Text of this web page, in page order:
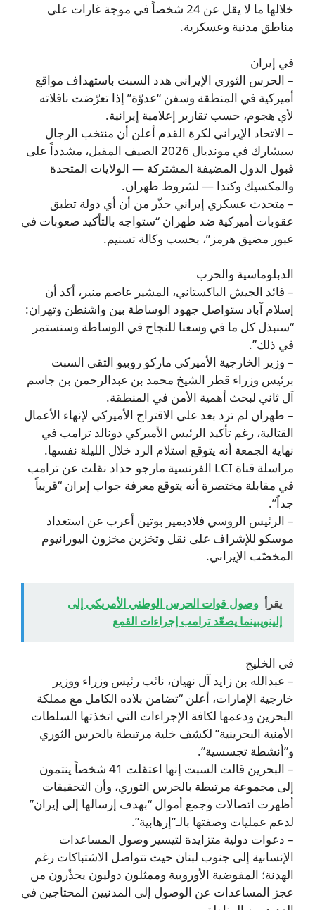
خلالها ما لا يقل عن 24 شخصاً في موجة غارات على
مناطق مدنية وعسكرية.
في إيران
– الحرس الثوري الإيراني هدد السبت باستهداف مواقع
أميركية في المنطقة وسفن “عدوّة” إذا تعرّضت ناقلاته
لأي هجوم، حسب تقارير إعلامية إيرانية.
– الاتحاد الإيراني لكرة القدم أعلن أن منتخب الرجال
سيشارك في مونديال 2026 الصيف المقبل، مشدداً على
قبول الدول المضيفة المشتركة — الولايات المتحدة
والمكسيك وكندا — لشروط طهران.
– متحدث عسكري إيراني حذّر من أن أي دولة تطبق
عقوبات أميركية ضد طهران “ستواجه بالتأكيد صعوبات في
عبور مضيق هرمز”، بحسب وكالة تسنيم.
الدبلوماسية والحرب
– قائد الجيش الباكستاني، المشير عاصم منير، أكد أن
إسلام آباد ستواصل جهود الوساطة بين واشنطن وتهران:
“سنبذل كل ما في وسعنا للنجاح في الوساطة وسنستمر
في ذلك”.
– وزير الخارجية الأميركي ماركو روبيو التقى السبت
برئيس وزراء قطر الشيخ محمد بن عبدالرحمن بن جاسم
آل ثاني لبحث أهمية الأمن في المنطقة.
– طهران لم ترد بعد على الاقتراح الأميركي لإنهاء الأعمال
القتالية، رغم تأكيد الرئيس الأميركي دونالد ترامب في
نهاية الجمعة أنه يتوقع استلام الرد خلال الليلة نفسها.
مراسلة قناة LCI الفرنسية مارجو حداد نقلت عن ترامب
في مقابلة مختصرة أنه يتوقع معرفة جواب إيران “قريباً
جداً”.
– الرئيس الروسي فلاديمير بوتين أعرب عن استعداد
موسكو للإشراف على نقل وتخزين مخزون اليورانيوم
المخصّب الإيراني.
يقرأ وصول قوات الحرس الوطني الأمريكي إلى
إلينويبينما يصعّد ترامب إجراءات القمع
في الخليج
– عبدالله بن زايد آل نهيان، نائب رئيس وزراء ووزير
خارجية الإمارات، أعلن “تضامن بلاده الكامل مع مملكة
البحرين ودعمها لكافة الإجراءات التي اتخذتها السلطات
الأمنية البحرينية” لكشف خلية مرتبطة بالحرس الثوري
و”أنشطة تجسسية”.
– البحرين قالت السبت إنها اعتقلت 41 شخصاً ينتمون
إلى مجموعة مرتبطة بالحرس الثوري، وأن التحقيقات
أظهرت اتصالات وجمع أموال “بهدف إرسالها إلى إيران”
لدعم عمليات وصفتها بالـ”إرهابية”.
– دعوات دولية متزايدة لتيسير وصول المساعدات
الإنسانية إلى جنوب لبنان حيث تتواصل الاشتباكات رغم
الهدنة؛ المفوضية الأوروبية وممثلون دوليون يحذّرون من
عجز المساعدات عن الوصول إلى المدنيين المحتاجين في